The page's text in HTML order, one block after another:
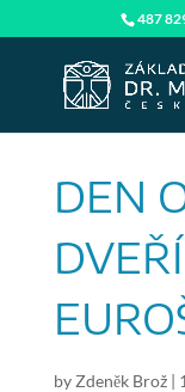
487
DEN
by Zdeněk Brož|